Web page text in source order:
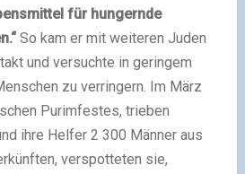
für hungernde
So kam er mit weiteren Juden
und versuchte in geringem
zu verringern. Im März
Purimfestes, trieben
ihre Helfer 2 300 Männer aus
verspotteten sie,